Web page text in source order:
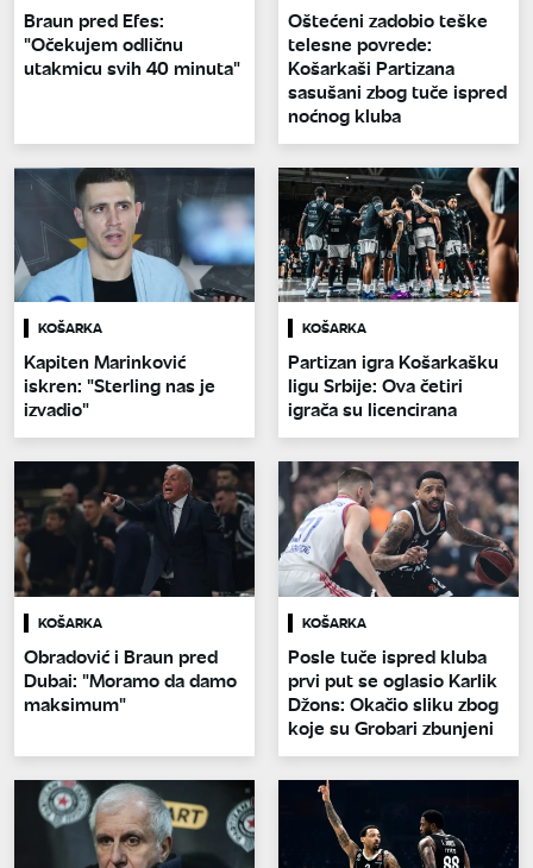
Braun pred Efes:
"Očekujem odličnu
utakmicu svih 40 minuta"
Oštećeni zadobio teške
telesne povrede:
Košarkaši Partizana
sasušani zbog tuče ispred
noćnog kluba
KOŠARKA
Kapiten Marinković
iskren: "Sterling nas je
izvadio"
KOŠARKA
Partizan igra Košarkašku
ligu Srbije: Ova četiri
igrača su licencirana
KOŠARKA
Obradović i Braun pred
Dubai: "Moramo da damo
maksimum"
KOŠARKA
Posle tuče ispred kluba
prvi put se oglasio Karlik
Džons: Okačio sliku zbog
koje su Grobari zbunjeni